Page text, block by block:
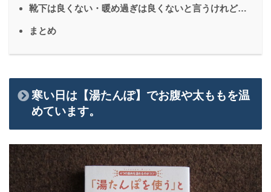
靴下は良くない・暖め過ぎは良くないと言うけれど…
まとめ
寒い日は【湯たんぽ】でお腹や太ももを温
めています。